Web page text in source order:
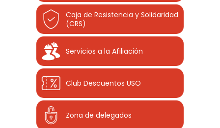
Caja de Resistencia y Solidaridad
(CRS)
Servicios a la Afiliación
Club Descuentos USO
Zona de delegados